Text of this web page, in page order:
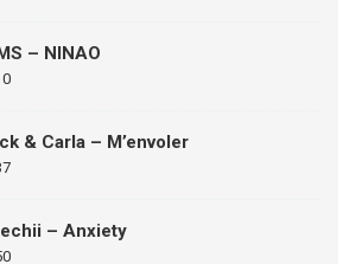
– NINAO
& Carla – M’envoler
– Anxiety